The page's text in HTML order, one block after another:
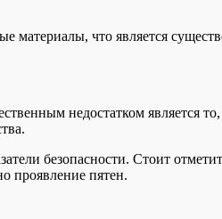
материалы, что является
недостатком является
безопасности. Стоит
проявление пятен.